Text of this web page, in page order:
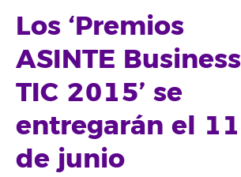
Los ‘Premios
ASINTE Business
TIC 2015’ se
entregarán el 11
de junio